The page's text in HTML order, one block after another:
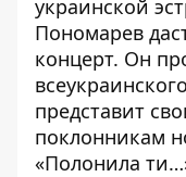
украинской
Пономарев
концерт. Он
представит
поклонникам
«Полонила